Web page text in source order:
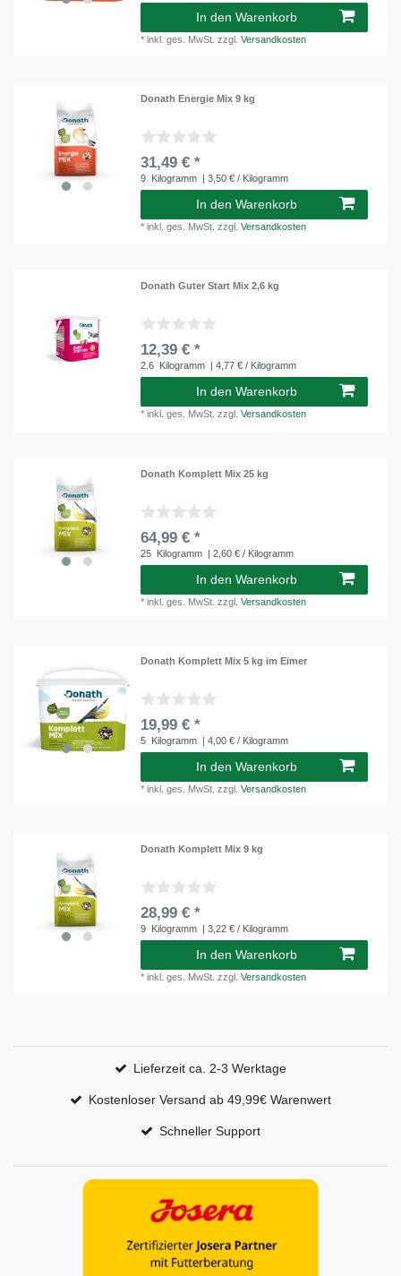
In den Warenkorb
*inkl. ges. MwSt. zzgl.Versandkosten
Donath Energie Mix 9 kg
31,49 € *
9 Kilogramm | 3,50 € / Kilogramm
In den Warenkorb
*inkl. ges. MwSt. zzgl.Versandkosten
Donath Guter Start Mix 2,6 kg
12,39 € *
2.6 Kilogramm | 4,77 € / Kilogramm
In den Warenkorb
*inkl. ges. MwSt. zzgl.Versandkosten
Donath Komplett Mix 25 kg
64,99 € *
25 Kilogramm | 2,60 € / Kilogramm
In den Warenkorb
*inkl. ges. MwSt. zzgl.Versandkosten
Donath Komplett Mix 5 kg im Eimer
19,99 € *
5 Kilogramm | 4,00 € / Kilogramm
In den Warenkorb
*inkl. ges. MwSt. zzgl.Versandkosten
Donath Komplett Mix 9 kg
28,99 € *
9 Kilogramm | 3,22 € / Kilogramm
In den Warenkorb
*inkl. ges. MwSt. zzgl.Versandkosten
Lieferzeit ca. 2-3 Werktage
Kostenloser Versand ab 49,99€ Warenwert
Schneller Support